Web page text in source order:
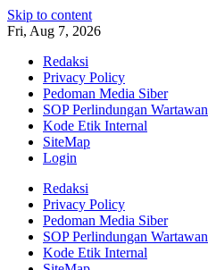
Skip to content
Fri, Aug 7, 2026
Redaksi
Privacy Policy
Pedoman Media Siber
SOP Perlindungan Wartawan
Kode Etik Internal
SiteMap
Login
Redaksi
Privacy Policy
Pedoman Media Siber
SOP Perlindungan Wartawan
Kode Etik Internal